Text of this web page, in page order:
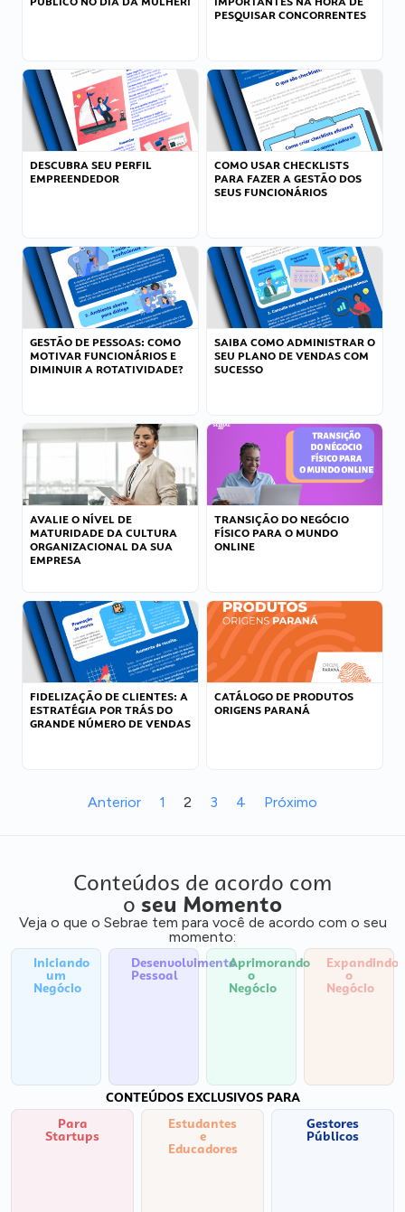
PESQUISAR CONCORRENTES
DESCUBRA SEU PERFIL
EMPREENDEDOR
COMO USAR CHECKLISTS
PARA FAZER A GESTÃO DOS
SEUS FUNCIONÁRIOS
GESTÃO DE PESSOAS: COMO
MOTIVAR FUNCIONÁRIOS E
DIMINUIR A ROTATIVIDADE?
SAIBA COMO ADMINISTRAR O
SEU PLANO DE VENDAS COM
SUCESSO
AVALIE O NÍVEL DE
MATURIDADE DA CULTURA
ORGANIZACIONAL DA SUA
EMPRESA
TRANSIÇÃO DO NEGÓCIO
FÍSICO PARA O MUNDO
ONLINE
FIDELIZAÇÃO DE CLIENTES: A
ESTRATÉGIA POR TRÁS DO
GRANDE NÚMERO DE VENDAS
CATÁLOGO DE PRODUTOS
ORIGENS PARANÁ
Anterior 1 2 3 4 Próximo
Conteúdos de acordo com
o seu Momento
Veja o que o Sebrae tem para você de acordo com o seu
momento:
Iniciando
um
Negócio
Desenvolvimento
Pessoal
Aprimorando
o
Negócio
Expandindo
o
Negócio
CONTEÚDOS EXCLUSIVOS PARA
Para
Startups
Estudantes
e
Educadores
Gestores
Públicos